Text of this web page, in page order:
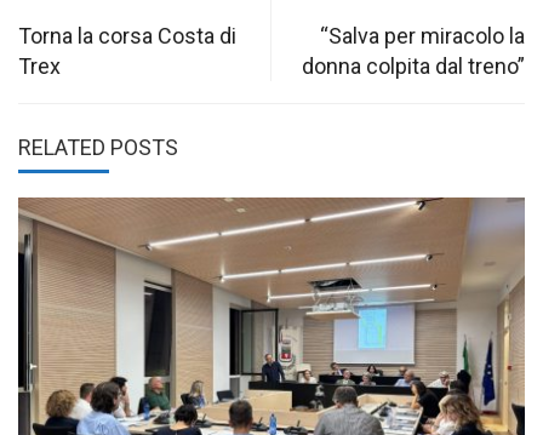
navigation
Torna la corsa Costa di
Trex
“Salva per miracolo la
donna colpita dal treno”
RELATED POSTS